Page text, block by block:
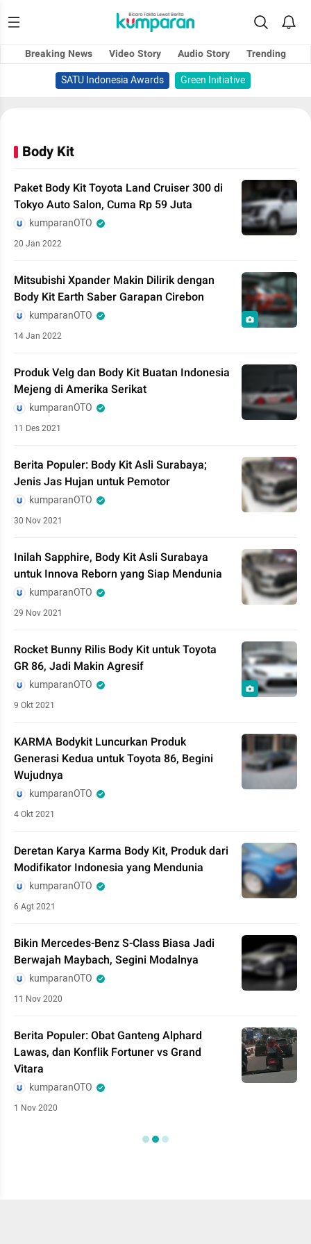
Breaking News Video Story Audio Story
Trending
SATU Indonesia Awards
Green Initiative
Body Kit
Paket Body Kit Toyota Land Cruiser 300 di
Tokyo Auto Salon, Cuma Rp 59 Juta
kumparanOTO
20 Jan 2022
Mitsubishi Xpander Makin Dilirik dengan
Body Kit Earth Saber Garapan Cirebon
kumparanOTO
14 Jan 2022
Produk Velg dan Body Kit Buatan Indonesia
Mejeng di Amerika Serikat
kumparanOTO
11 Des 2021
Berita Populer: Body Kit Asli Surabaya;
Jenis Jas Hujan untuk Pemotor
kumparanOTO
30 Nov 2021
Inilah Sapphire, Body Kit Asli Surabaya
untuk Innova Reborn yang Siap Mendunia
kumparanOTO
29 Nov 2021
Rocket Bunny Rilis Body Kit untuk Toyota
GR 86, Jadi Makin Agresif
kumparanOTO
9 Okt 2021
KARMA Bodykit Luncurkan Produk
Generasi Kedua untuk Toyota 86, Begini
Wujudnya
kumparanOTO
4 Okt 2021
Deretan Karya Karma Body Kit, Produk dari
Modifikator Indonesia yang Mendunia
kumparanOTO
6 Agt 2021
Bikin Mercedes-Benz S-Class Biasa Jadi
Berwajah Maybach, Segini Modalnya
kumparanOTO
11 Nov 2020
Berita Populer: Obat Ganteng Alphard
Lawas, dan Konflik Fortuner vs Grand
Vitara
kumparanOTO
1 Nov 2020